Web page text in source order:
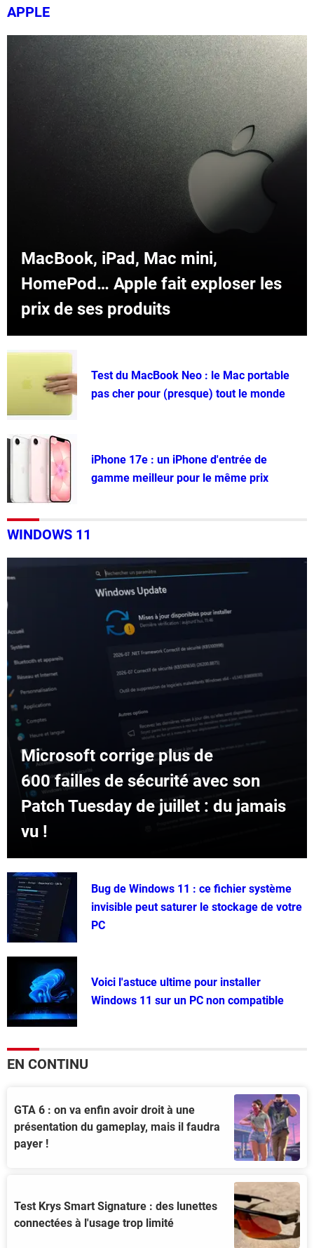
APPLE
MacBook, iPad, Mac mini,
HomePod… Apple fait exploser les
prix de ses produits
Test du MacBook Neo : le Mac portable
pas cher pour (presque) tout le monde
iPhone 17e : un iPhone d'entrée de
gamme meilleur pour le même prix
WINDOWS 11
Microsoft corrige plus de
600 failles de sécurité avec son
Patch Tuesday de juillet : du jamais
vu !
Bug de Windows 11 : ce fichier système
invisible peut saturer le stockage de votre
PC
Voici l'astuce ultime pour installer
Windows 11 sur un PC non compatible
EN CONTINU
GTA 6 : on va enfin avoir droit à une
présentation du gameplay, mais il faudra
payer !
Test Krys Smart Signature : des lunettes
connectées à l'usage trop limité